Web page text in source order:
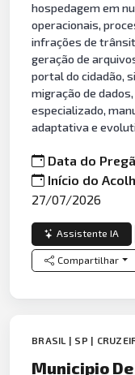
hospedagem em
operacionais,
infrações de
geração de
portal do cidadão,
migração de
especializado,
adaptativa e
Data do
Início do
27/07/2026
Assistente IA
Compartilhar
BRASIL | SP |
Municipio De